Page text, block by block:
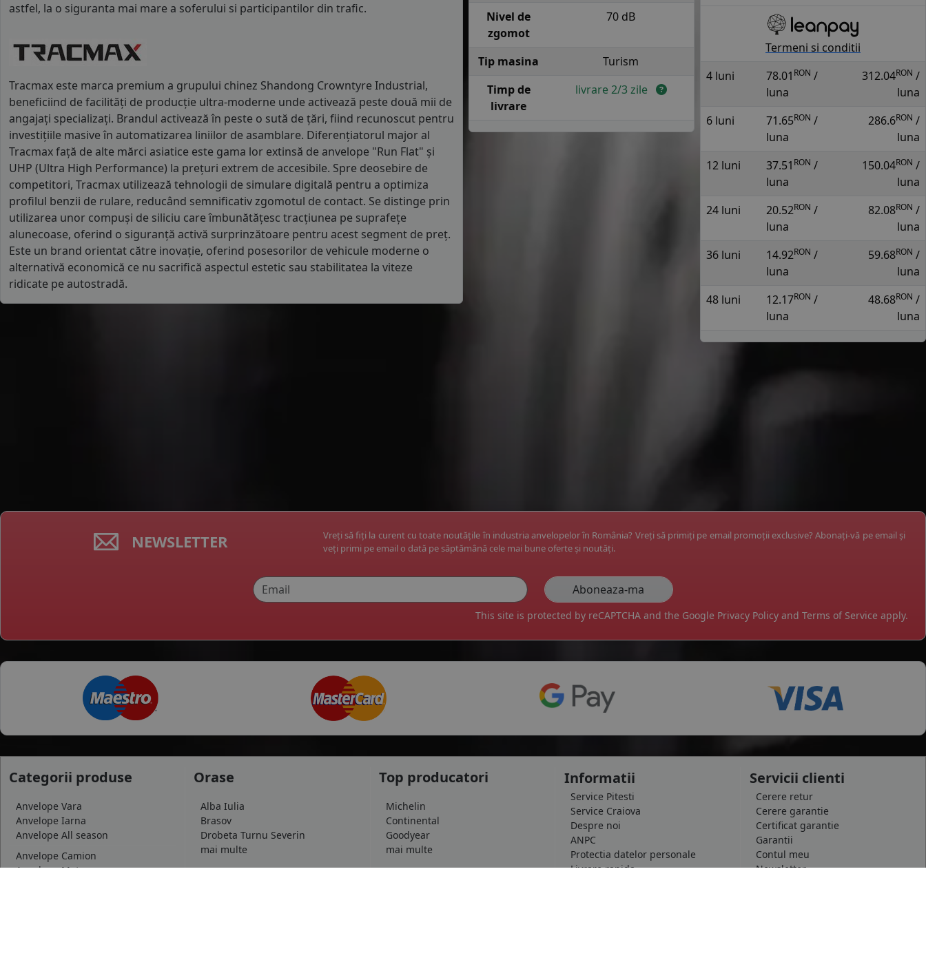
astfel, la o siguranta mai mare a soferului si participantilor din trafic.
Tracmax este marca premium a grupului chinez Shandong Crowntyre Industrial,
beneficiind de facilități de producție ultra-moderne unde activează peste două mii de
angajați specializați. Brandul activează în peste o sută de țări, fiind recunoscut pentru
investițiile masive în automatizarea liniilor de asamblare. Diferențiatorul major al
Tracmax față de alte mărci asiatice este gama lor extinsă de anvelope "Run Flat" și
UHP (Ultra High Performance) la prețuri extrem de accesibile. Spre deosebire de
competitori, Tracmax utilizează tehnologii de simulare digitală pentru a optimiza
profilul benzii de rulare, reducând semnificativ zgomotul de contact. Se distinge prin
utilizarea unor compuși de siliciu care îmbunătățesc tracțiunea pe suprafețe
alunecoase, oferind o siguranță activă surprinzătoare pentru acest segment de preț.
Este un brand orientat către inovație, oferind posesorilor de vehicule moderne o
alternativă economică ce nu sacrifică aspectul estetic sau stabilitatea la viteze
ridicate pe autostradă.
Nivel de
zgomot
70 dB
Tip masina
Turism
Timp de
livrare
livrare 2/3 zile
Termeni si conditii
4 luni
78.01 RON /
luna
312.04RON /
luna
6 luni
71.65RON /
luna
286.6RON /
luna
12 luni
37.51 RON /
luna
150.04RON /
luna
24 luni
20.52RON /
luna
82.08RON /
luna
36 luni
14.92RON /
luna
59.68RON /
luna
48 luni
12.17RON /
luna
48.68RON /
luna
NEWSLETTER
Vreți să fiți la curent cu toate noutățile în industria anvelopelor în România? Vreți să primiți pe email promoții exclusive? Abonați-vă pe email și
veți primi pe email o dată pe săptămână cele mai bune oferte și noutăți.
This site is protected by reCAPTCHA and the Google Privacy Policy and Terms of Service apply.
Categorii produse
Anvelope Vara
Anvelope Iarna
Anvelope All season
Anvelope Camion
Anvelope Moto
Orase
Alba Iulia
Brasov
Drobeta Turnu Severin
mai multe
Top producatori
Michelin
Continental
Goodyear
mai multe
Informatii
Service Pitesti
Service Craiova
Despre noi
ANPC
Protectia datelor personale
Livrare rapida
Servicii clienti
Cerere retur
Cerere garantie
Certificat garantie
Garantii
Contul meu
Newsletter